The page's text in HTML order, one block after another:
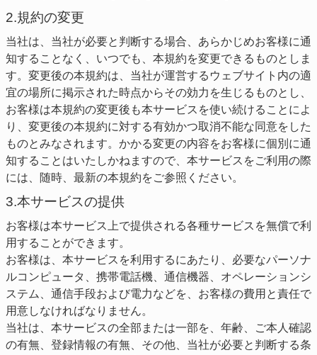
2.規約の変更
当社は、当社が必要と判断する場合、あらかじめお客様に通
知することなく、いつでも、本規約を変更できるものとしま
す。変更後の本規約は、当社が運営するウェブサイト内の適
宜の場所に掲示された時点からその効力を生じるものとし、
お客様は本規約の変更後も本サービスを使い続けることによ
り、変更後の本規約に対する有効かつ取消不能な同意をした
ものとみなされます。かかる変更の内容をお客様に個別に通
知することはいたしかねますので、本サービスをご利用の際
には、随時、最新の本規約をご参照ください。
3.本サービスの提供
お客様は本サービス上で提供される各種サービスを無償で利
用することができます。
お客様は、本サービスを利用するにあたり、必要なパーソナ
ルコンピュータ、携帯電話機、通信機器、オペレーションシ
ステム、通信手段および電力などを、お客様の費用と責任で
用意しなければなりません。
当社は、本サービスの全部または一部を、年齢、ご本人確認
の有無、登録情報の有無、その他、当社が必要と判断する条